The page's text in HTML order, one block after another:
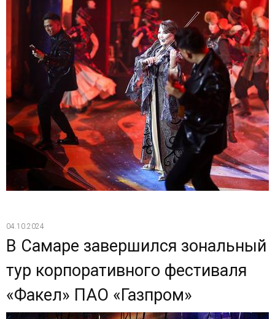
04.10.2024
В Самаре завершился зональный
тур корпоративного фестиваля
«Факел» ПАО «Газпром»